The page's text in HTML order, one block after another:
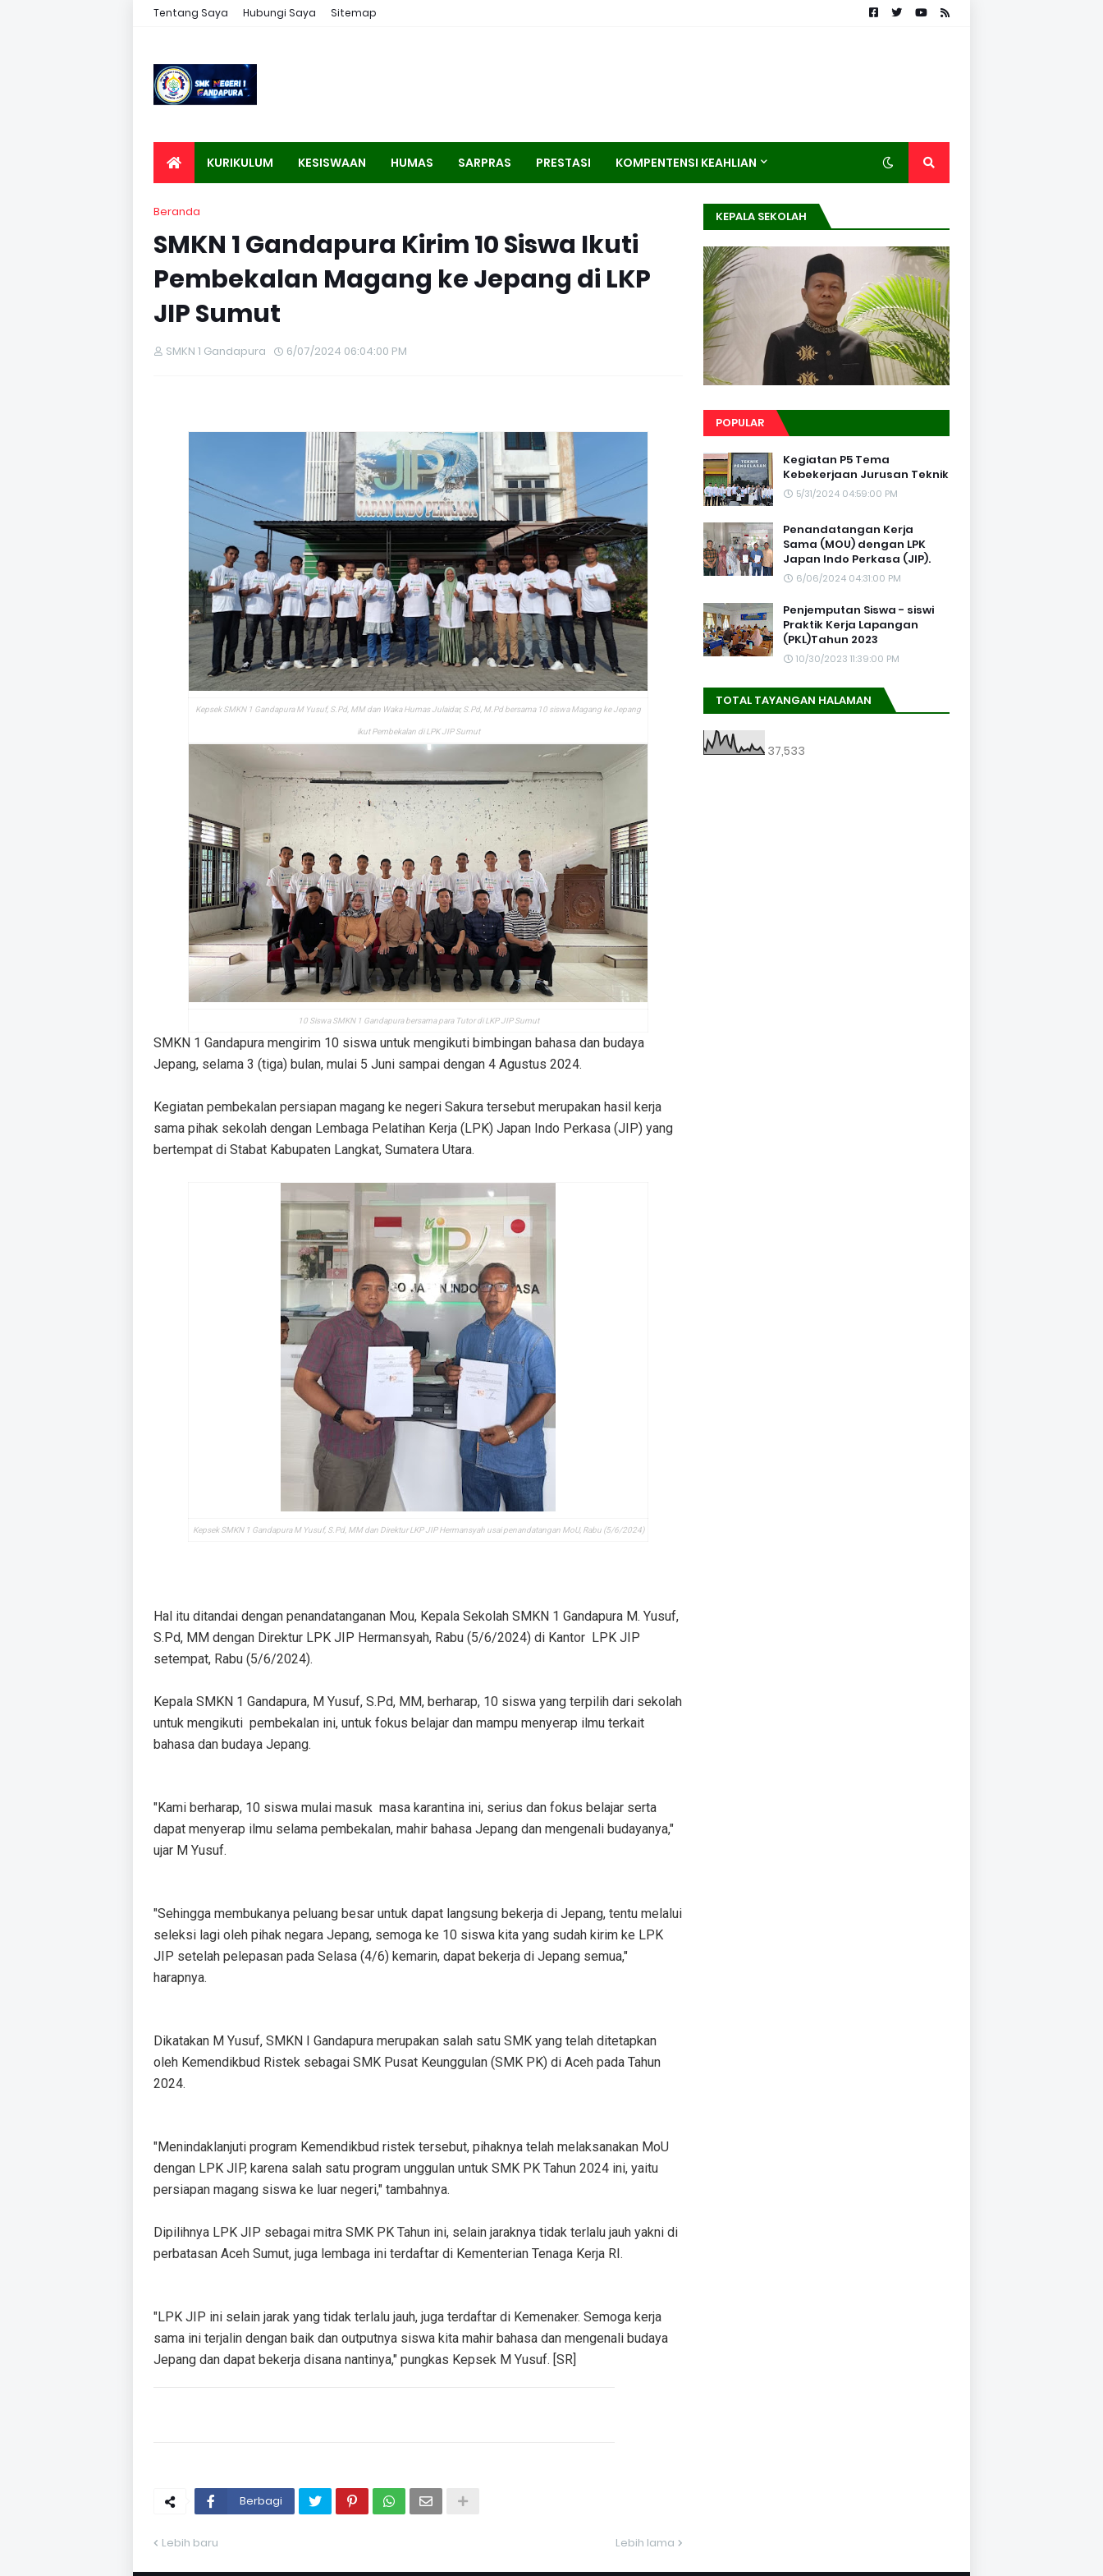
Tentang Saya Hubungi Saya Sitemap
KURIKULUM KESISWAAN HUMAS SARPRAS PRESTASI KOMPENTENSI KEAHLIAN
Beranda
SMKN 1 Gandapura Kirim 10 Siswa Ikuti
Pembekalan Magang ke Jepang di LKP
JIP Sumut
SMKN 1 Gandapura 6/07/2024 06:04:00 PM
Kepsek SMKN 1 Gandapura M Yusuf, S.Pd, MM dan Waka Humas Julaidar, S.Pd, M.Pd bersama 10 siswa Magang ke Jepang
ikut Pembekalan di LPK JIP Sumut
10 Siswa SMKN 1 Gandapura bersama para Tutor di LKP JIP Sumut
SMKN 1 Gandapura mengirim 10 siswa untuk mengikuti bimbingan bahasa dan budaya
Jepang, selama 3 (tiga) bulan, mulai 5 Juni sampai dengan 4 Agustus 2024.
Kegiatan pembekalan persiapan magang ke negeri Sakura tersebut merupakan hasil kerja
sama pihak sekolah dengan Lembaga Pelatihan Kerja (LPK) Japan Indo Perkasa (JIP) yang
bertempat di Stabat Kabupaten Langkat, Sumatera Utara.
Kepsek SMKN 1 Gandapura M Yusuf, S.Pd, MM dan Direktur LKP JIP Hermansyah usai penandatangan MoU, Rabu (5/6/2024)
Hal itu ditandai dengan penandatanganan Mou, Kepala Sekolah SMKN 1 Gandapura M. Yusuf,
S.Pd, MM dengan Direktur LPK JIP Hermansyah, Rabu (5/6/2024) di Kantor LPK JIP
setempat, Rabu (5/6/2024).
Kepala SMKN 1 Gandapura, M Yusuf, S.Pd, MM, berharap, 10 siswa yang terpilih dari sekolah
untuk mengikuti pembekalan ini, untuk fokus belajar dan mampu menyerap ilmu terkait
bahasa dan budaya Jepang.
"Kami berharap, 10 siswa mulai masuk masa karantina ini, serius dan fokus belajar serta
dapat menyerap ilmu selama pembekalan, mahir bahasa Jepang dan mengenali budayanya,"
ujar M Yusuf.
"Sehingga membukanya peluang besar untuk dapat langsung bekerja di Jepang, tentu melalui
seleksi lagi oleh pihak negara Jepang, semoga ke 10 siswa kita yang sudah kirim ke LPK
JIP setelah pelepasan pada Selasa (4/6) kemarin, dapat bekerja di Jepang semua,"
harapnya.
Dikatakan M Yusuf, SMKN I Gandapura merupakan salah satu SMK yang telah ditetapkan
oleh Kemendikbud Ristek sebagai SMK Pusat Keunggulan (SMK PK) di Aceh pada Tahun
2024.
"Menindaklanjuti program Kemendikbud ristek tersebut, pihaknya telah melaksanakan MoU
dengan LPK JIP, karena salah satu program unggulan untuk SMK PK Tahun 2024 ini, yaitu
persiapan magang siswa ke luar negeri," tambahnya.
Dipilihnya LPK JIP sebagai mitra SMK PK Tahun ini, selain jaraknya tidak terlalu jauh yakni di
perbatasan Aceh Sumut, juga lembaga ini terdaftar di Kementerian Tenaga Kerja RI.
"LPK JIP ini selain jarak yang tidak terlalu jauh, juga terdaftar di Kemenaker. Semoga kerja
sama ini terjalin dengan baik dan outputnya siswa kita mahir bahasa dan mengenali budaya
Jepang dan dapat bekerja disana nantinya," pungkas Kepsek M Yusuf. [SR]
Berbagi
Lebih baru Lebih lama
KEPALA SEKOLAH
POPULAR
Kegiatan P5 Tema
Kebekerjaan Jurusan Teknik
5/31/2024 04:59:00 PM
Penandatangan Kerja
Sama (MOU) dengan LPK
Japan Indo Perkasa (JIP).
6/06/2024 04:31:00 PM
Penjemputan Siswa - siswi
Praktik Kerja Lapangan
(PKL)Tahun 2023
10/30/2023 11:39:00 PM
TOTAL TAYANGAN HALAMAN
37,533